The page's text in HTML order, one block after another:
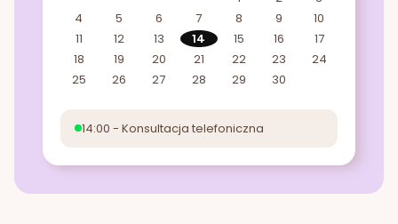
4
5 6 7 8 9
10
11
12 13 14 15 16
17
18
19 20 21 22 23
24
25
26 27 28 29 30
14:00 - Konsultacja telefoniczna